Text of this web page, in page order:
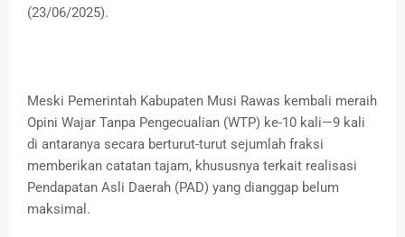
(23/06/2025).
Meski Pemerintah Kabupaten Musi Rawas kembali meraih
Opini Wajar Tanpa Pengecualian (WTP) ke-10 kali—9 kali
di antaranya secara berturut-turut sejumlah fraksi
memberikan catatan tajam, khususnya terkait realisasi
Pendapatan Asli Daerah (PAD) yang dianggap belum
maksimal.